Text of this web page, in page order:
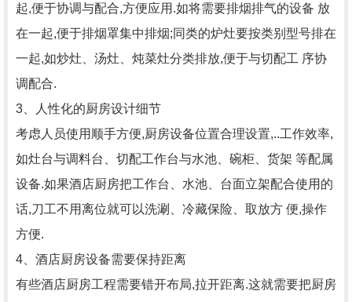
起,便于协调与配合,方便应用.如将需要排烟排气的设备 放
在一起,便于排烟罩集中排烟;同类的炉灶要按类别型号排在
一起,如炒灶、汤灶、炖菜灶分类排放,便于与切配工 序协
调配合.
3、人性化的厨房设计细节
考虑人员使用顺手方便,厨房设备位置合理设置,..工作效率,
如灶台与调料台、切配工作台与水池、碗柜、货架 等配属
设备.如果酒店厨房把工作台、水池、台面立架配合使用的
话,刀工不用离位就可以洗涮、冷藏保险、取放方 便,操作
方便.
4、酒店厨房设备需要保持距离
有些酒店厨房工程需要错开布局,拉开距离.这就需要把厨房